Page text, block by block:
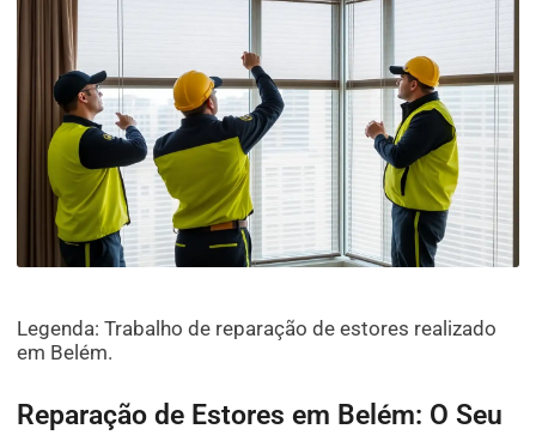
Legenda: Trabalho de reparação de estores realizado
em Belém.
Reparação de Estores em Belém: O Seu